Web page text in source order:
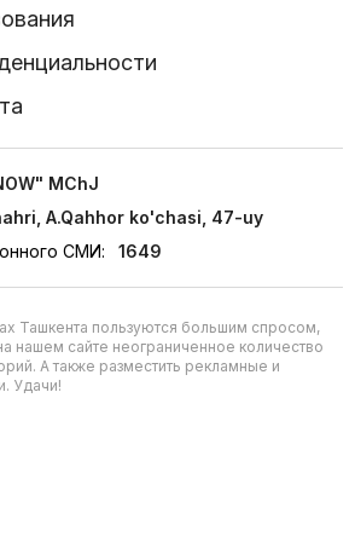
MChJ
A.Qahhor ko'chasi, 47-uy
СМИ:
1649
Ташкента пользуются большим спросом,
нашем сайте неограниченное количество
А также разместить рекламные и
Удачи!